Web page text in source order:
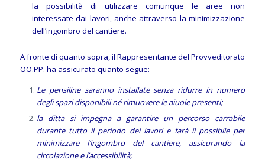
la possibilità di utilizzare comunque le aree non
interessate dai lavori, anche attraverso la minimizzazione
dell’ingombro del cantiere.
A fronte di quanto sopra, il Rappresentante del Provveditorato
OO.PP. ha assicurato quanto segue:
Le pensiline saranno installate senza ridurre in numero
degli spazi disponibili né rimuovere le aiuole presenti;
la ditta si impegna a garantire un percorso carrabile
durante tutto il periodo dei lavori e farà il possibile per
minimizzare l’ingombro del cantiere, assicurando la
circolazione e l’accessibilità;